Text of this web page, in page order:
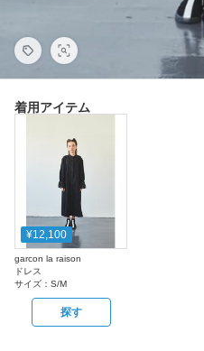
着用アイテム
¥12,100
garcon la raison
ドレス
サイズ： S/M
探す